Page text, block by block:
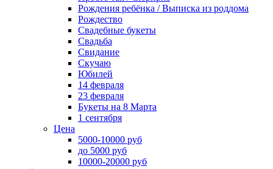
Рождения ребёнка / Выписка из роддома
Рождество
Свадебные букеты
Свадьба
Свидание
Скучаю
Юбилей
14 февраля
23 февраля
Букеты на 8 Марта
1 сентября
Цена
5000-10000 руб
до 5000 руб
10000-20000 руб